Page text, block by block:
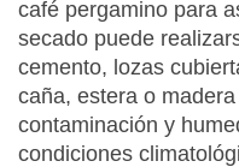
café pergamino para
secado puede
cemento, lozas
caña, estera o
contaminación y
condiciones